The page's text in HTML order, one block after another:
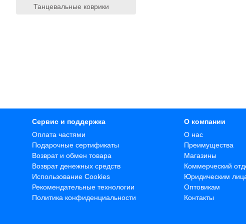
Танцевальные коврики
Сервис и поддержка
Оплата частями
Подарочные сертификаты
Возврат и обмен товара
Возврат денежных средств
Использование Cookies
Рекомендательные технологии
Политика конфиденциальности
О компании
О нас
Преимущества
Магазины
Коммерческий
Юридическим
Оптовикам
Контакты